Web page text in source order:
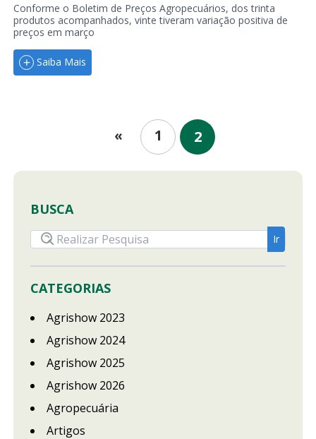
Conforme o Boletim de Preços Agropecuários, dos trinta
produtos acompanhados, vinte tiveram variação positiva de
preços em março
Saiba Mais
« 1 2
BUSCA
CATEGORIAS
Agrishow 2023
Agrishow 2024
Agrishow 2025
Agrishow 2026
Agropecuária
Artigos